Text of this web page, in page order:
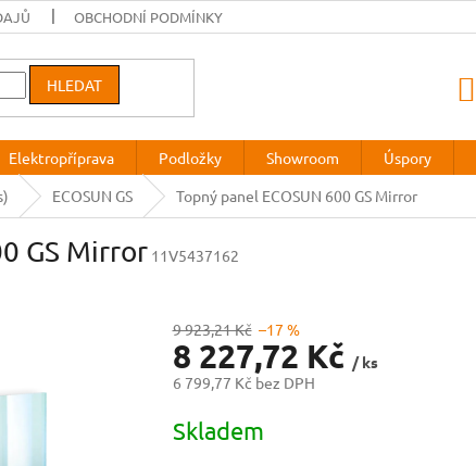
OBCHODNÍ PODMÍNKY
HLEDAT
Elektropříprava Podložky Showroom Úspory
ECOSUN GS Topný panel ECOSUN 600 GS Mirror
GS Mirror 11V5437162
9 923,21 Kč –17 %
8 227,72 Kč / ks
6 799,77 Kč bez DPH
cena:
Skladem